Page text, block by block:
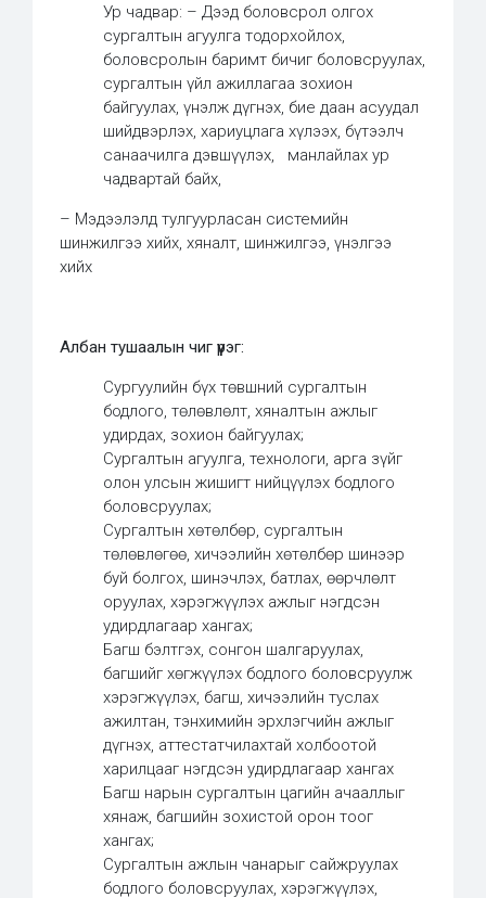
Ур чадвар: – Дээд боловсрол олгох
сургалтын агуулга тодорхойлох,
боловсролын баримт бичиг боловсруулах,
сургалтын үйл ажиллагаа зохион
байгуулах, үнэлж дүгнэх, бие даан асуудал
шийдвэрлэх, хариуцлага хүлээх, бүтээлч
санаачилга дэвшүүлэх, манлайлах ур
чадвартай байх,
– Мэдээлэлд тулгуурласан системийн
шинжилгээ хийх, хяналт, шинжилгээ, үнэлгээ
хийх
Албан тушаалын чиг үүрэг:
Сургуулийн бүх төвшний сургалтын
бодлого, төлөвлөлт, хяналтын ажлыг
удирдах, зохион байгуулах;
Сургалтын агуулга, технологи, арга зүйг
олон улсын жишигт нийцүүлэх бодлого
боловсруулах;
Сургалтын хөтөлбөр, сургалтын
төлөвлөгөө, хичээлийн хөтөлбөр шинээр
буй болгох, шинэчлэх, батлах, өөрчлөлт
оруулах, хэрэгжүүлэх ажлыг нэгдсэн
удирдлагаар хангах;
Багш бэлтгэх, сонгон шалгаруулах,
багшийг хөгжүүлэх бодлого боловсруулж
хэрэгжүүлэх, багш, хичээлийн туслах
ажилтан, тэнхимийн эрхлэгчийн ажлыг
дүгнэх, аттестатчилахтай холбоотой
харилцааг нэгдсэн удирдлагаар хангах
Багш нарын сургалтын цагийн ачааллыг
хянаж, багшийн зохистой орон тоог
хангах;
Сургалтын ажлын чанарыг сайжруулах
бодлого боловсруулах, хэрэгжүүлэх,